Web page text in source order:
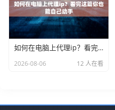
如何在电脑上代理ip？看完这篇你也能自己动手
2026-08-06 12 人在看